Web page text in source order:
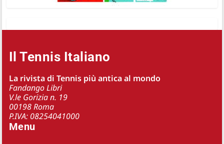
Il Tennis Italiano
La rivista di Tennis più antica al mondo
Fandango Libri
V.le Gorizia n. 19
00198 Roma
P.IVA: 08254041000
Menu